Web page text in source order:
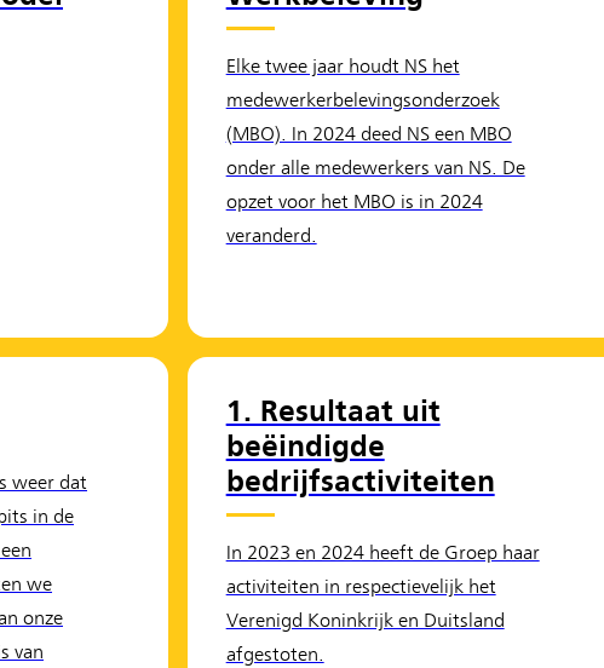
Elke twee jaar houdt NS het
medewerkerbelevingsonderzoek
(MBO). In 2024 deed NS een MBO
onder alle medewerkers van NS. De
opzet voor het MBO is in 2024
veranderd.
weer dat
in de
we
onze
van
1. Resultaat uit
beëindigde
bedrijfsactiviteiten
In 2023 en 2024 heeft de Groep haar
activiteiten in respectievelijk het
Verenigd Koninkrijk en Duitsland
afgestoten.